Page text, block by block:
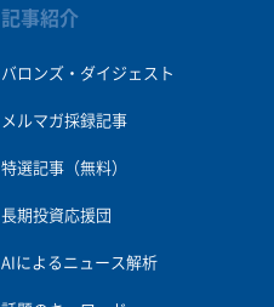
記事紹介
バロンズ・ダイジェスト
メルマガ採録記事
特選記事（無料）
長期投資応援団
AIによるニュース解析